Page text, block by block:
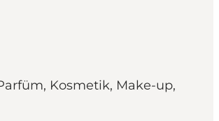
Kosmetik, Make-up,